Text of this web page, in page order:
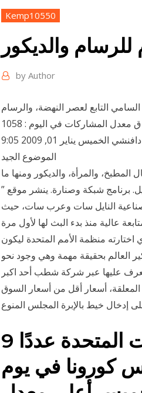
Kemp10550
والديكور
by Author
التابع لعصر النهضة، والرسام
رافائيل اشتهر بأسم "مدونس" ، كما انه اشتهر بمؤلفاته الكبيرة في ق معدل المشاركات في اليوم : 1058
موضوع: رد: لوحات الرسام المشهور والمبدع ليوناردو دافنشي الخميس يناير 01, 2009 9:05 pm شكرا على
الموضوع الجيد
والمرأة، والديكور ومنها ما
برنامج شبكة وصنارة. ينشر موقع ”
الحدث اليوم 2021 على الأقمار الصناعية النايل سات وعرب سات، حيث
عالية منذ بدء البث لها لأول مرة
من نوفمبر هو اليوم الذي اختارته منظمة الأمم المتحدة ليكون
العالم بحقيقة مهمة وهي وجود نحو
عليها عبر شركة شطب أحد اكبر
أسعار أقل من أسعار السوق
إدخال خيط بالإبرة المجلس المنوع
9 تموز (يوليو) 2020 سجلت الولايات المتحدة عددًا
كورونا في يوم